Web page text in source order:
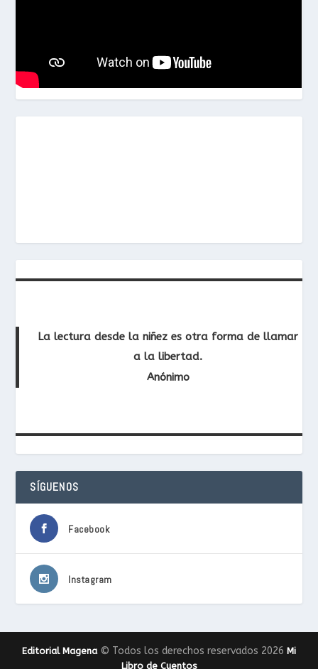
La lectura desde la niñez es otra forma de llamar
a la libertad.
Anónimo
SÍGUENOS
Facebook
Instagram
Editorial Magena© Todos los derechos reservados 2026 Mi
Libro de Cuentos